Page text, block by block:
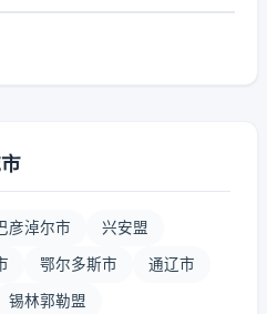
彦淖尔市 兴安盟
鄂尔多斯市 通辽市
锡林郭勒盟